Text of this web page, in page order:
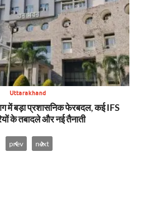
Uttarakhand
में बड़ा प्रशासनिक फेरबदल, कई IFS
के तबादले और नई तैनाती
prev next